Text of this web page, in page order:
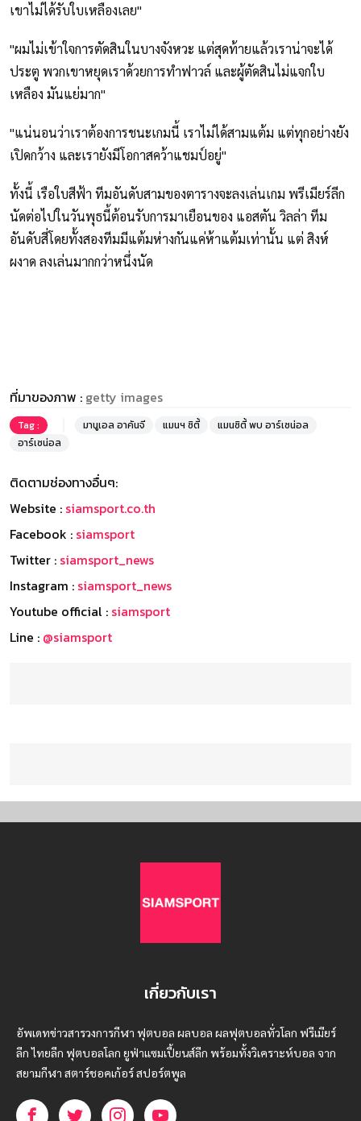
เขาไม่ได้รับใบเหลืองเลย"
"ผมไม่เข้าใจการตัดสินในบางจังหวะ แต่สุดท้ายแล้วเราน่าจะได้
ประตู พวกเขาหยุดเราด้วยการทำฟาวล์ และผู้ตัดสินไม่แจกใบ
เหลือง มันแย่มาก"
"แน่นอนว่าเราต้องการชนะเกมนี้ เราไม่ได้สามแต้ม แต่ทุกอย่างยัง
เปิดกว้าง และเรายังมีโอกาสคว้าแชมป์อยู่"
ทั้งนี้ เรือใบสีฟ้า ทีมอันดับสามของตารางจะลงเล่นเกม พรีเมียร์ลีก
นัดต่อไปในวันพุธนี้ต้อนรับการมาเยือนของ แอสตัน วิลล่า ทีม
อันดับสี่โดยทั้งสองทีมมีแต้มห่างกันแค่ห้าแต้มเท่านั้น แต่ สิงห์
ผงาด ลงเล่นมากกว่าหนึ่งนัด
ที่มาของภาพ : getty images
Tag : มานูเอล อาคันจี แมนฯ ซิตี้
แมนซิตี้ พบ อาร์เซน่อล
อาร์เซน่อล
ติดตามช่องทางอื่นๆ:
Website : siamsport.co.th
Facebook : siamsport
Twitter : siamsport_news
Instagram : siamsport_news
Youtube official : siamsport
Line : @siamsport
เกี่ยวกับเรา
อัพเดทข่าวสารวงการกีฬา ฟุตบอล ผลบอล ผลฟุตบอลทั่วโลก ฟรีเมียร์
ลีก ไทยลีก ฟุตบอลโลก ยูฟ่าแซมเปี้ยนส์ลีก พร้อมทั้งวิเคราะห์บอล จาก
สยามกีฬา สตาร์ชอคเก้อร์ สปอร์ตพูล